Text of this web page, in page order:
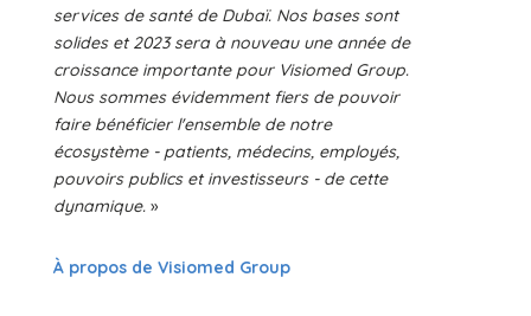
services de santé de Dubaï. Nos bases sont
solides et 2023 sera à nouveau une année de
croissance importante pour Visiomed Group.
Nous sommes évidemment fiers de pouvoir
faire bénéficier l'ensemble de notre
écosystème - patients, médecins, employés,
pouvoirs publics et investisseurs - de cette
dynamique.»
À propos de Visiomed Group